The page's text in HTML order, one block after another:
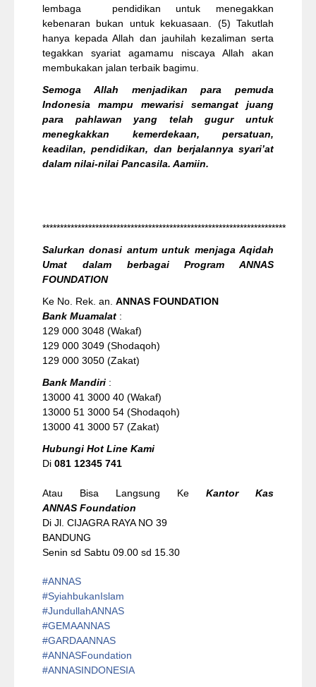
lembaga pendidikan untuk menegakkan
kebenaran bukan untuk kekuasaan. (5) Takutlah
hanya kepada Allah dan jauhilah kezaliman serta
tegakkan syariat agamamu niscaya Allah akan
membukakan jalan terbaik bagimu.
Semoga Allah menjadikan para pemuda
Indonesia mampu mewarisi semangat juang
para pahlawan yang telah gugur untuk
menegkakkan kemerdekaan, persatuan,
keadilan, pendidikan, dan berjalannya syari’at
dalam nilai-nilai Pancasila. Aamiin.
*********************************************************************
Salurkan donasi antum untuk menjaga Aqidah
Umat dalam berbagai Program ANNAS
FOUNDATION
Ke No. Rek. an. ANNAS FOUNDATION
Bank Muamalat :
129 000 3048 (Wakaf)
129 000 3049 (Shodaqoh)
129 000 3050 (Zakat)
Bank Mandiri :
13000 41 3000 40 (Wakaf)
13000 51 3000 54 (Shodaqoh)
13000 41 3000 57 (Zakat)
Hubungi Hot Line Kami
Di 081 12345 741
Atau Bisa Langsung Ke Kantor Kas
ANNAS Foundation
Di Jl. CIJAGRA RAYA NO 39
BANDUNG
Senin sd Sabtu 09.00 sd 15.30
#ANNAS
#SyiahbukanIslam
#JundullahANNAS
#GEMAANNAS
#GARDAANNAS
#ANNASFoundation
#ANNASINDONESIA